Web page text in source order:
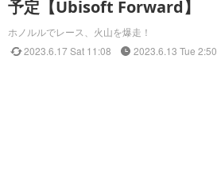
予定【Ubisoft Forward】
ホノルルでレース、火山を爆走！
2023.6.17 Sat 11:08 2023.6.13 Tue 2:50